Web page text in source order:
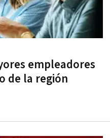
empleadores
de la región